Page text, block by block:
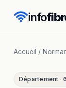
info
Accueil /
Département ·